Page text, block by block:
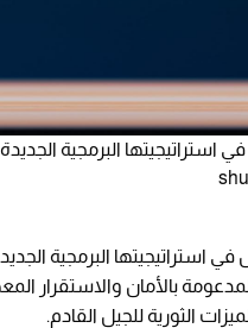
استراتيجيتها البرمجية
في استراتيجيتها البرمجية
الثورية للجيل القادم.